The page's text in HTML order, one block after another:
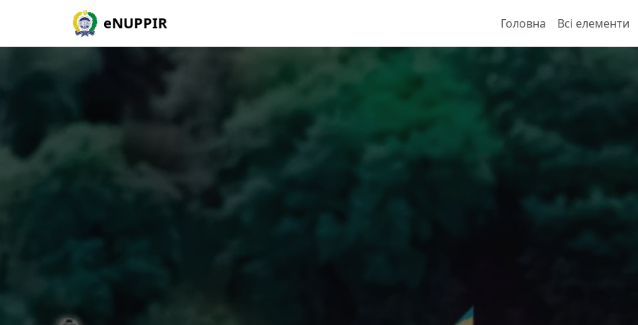
eNUPPIR Головна Всі елементи